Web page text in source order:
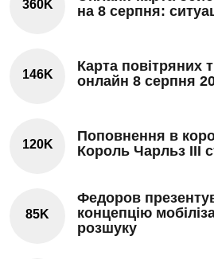
360K
на 8 серпня:
146K
Карта повітряних
онлайн 8 серпня
120K
Поповнення в
Король Чарльз III
85K
Федоров
концепцію
розшуку